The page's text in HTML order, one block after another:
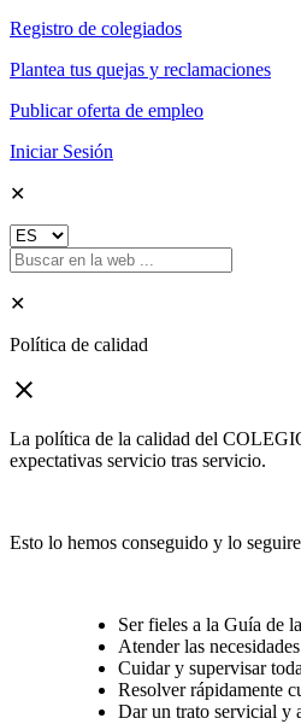
Registro de colegiados
Plantea tus quejas y reclamaciones
Publicar oferta de empleo
Iniciar Sesión
✕
✕
Política de calidad
close
La política de la calidad del
expectativas servicio tras servicio.
Esto lo hemos conseguido y lo
Ser fieles a la Guía de
Atender las
Cuidar y supervisar
Resolver rápidamente
Dar un trato servicial y